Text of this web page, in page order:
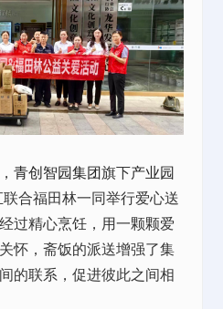
青创智园集团旗下产业园
联合福田林一同举行爱心送
过精心烹饪，用一颗颗爱
怀，斋饭的派送增强了集
的联系，促进彼此之间相